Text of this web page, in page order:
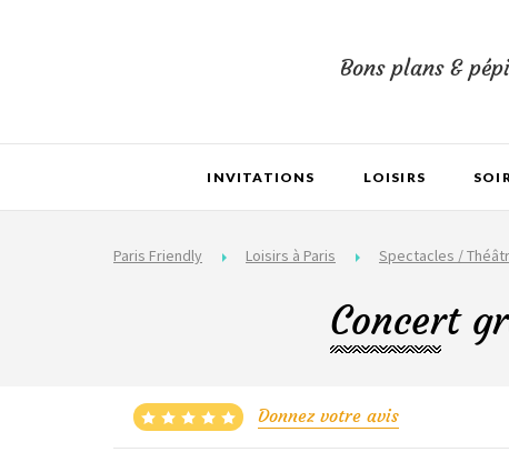
Bons plans &
INVITATIONS LOISIRS
Paris Friendly Loisirs à Paris Spectacles /
Concert
Donnez votre avis